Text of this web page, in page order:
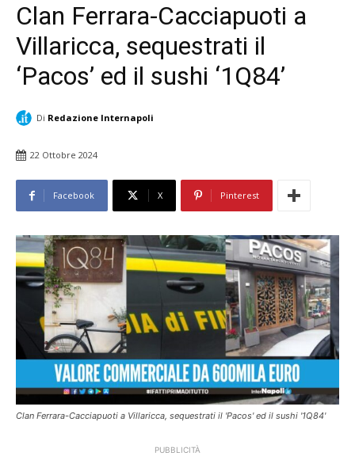
Clan Ferrara-Cacciapuoti a
Villaricca, sequestrati il
‘Pacos’ ed il sushi ‘1Q84’
Di Redazione Internapoli
22 Ottobre 2024
Facebook X Pinterest
Clan Ferrara-Cacciapuoti a Villaricca, sequestrati il 'Pacos' ed il sushi '1Q84'
PUBBLICITÀ